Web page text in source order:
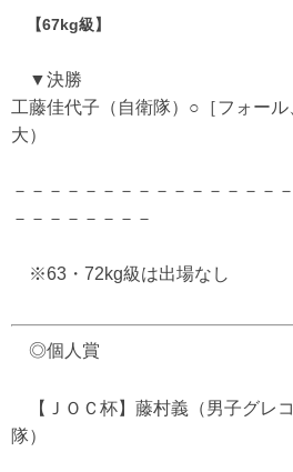
【67kg級】
▼決勝
工藤佳代子（自衛隊）○［フォー
大）
－－－－－－－－－－－－－－－
－－－－－－－－
※63・72kg級は出場なし
◎個人賞
【ＪＯＣ杯】藤村義（男子グレ
隊）